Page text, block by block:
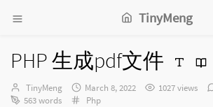
TinyMeng
PHP 生成pdf文件
Author：
TinyMeng
发
布
March 8, 2022 1027 views
563 words
Categories：
Php